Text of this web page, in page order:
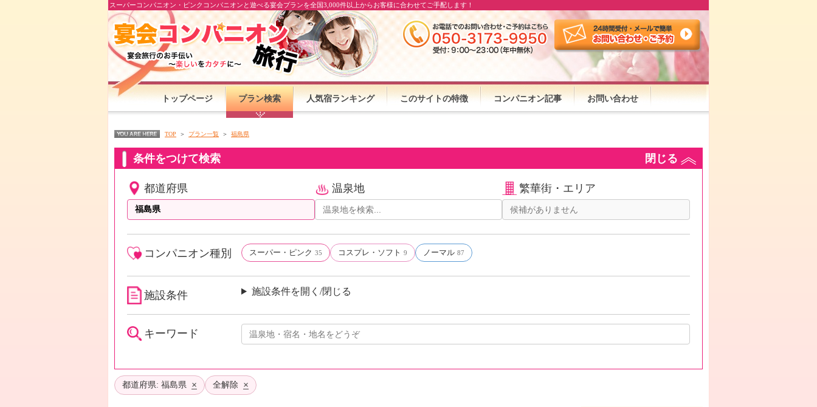
スーパーコンパニオン・ピンクコンパニオンと遊べる宴会プランを全国3,000件以上からお客様に合わせてご手配します！
トップページ プラン検索 人気宿ランキング このサイトの特徴 コンパニオン記事 お問い合わせ
TOP プラン一覧 福島県
条件をつけて検索 閉じる
都道府県 温泉地 繁華街・エリア
コンパニオン種別 スーパー・ピンク 35 コスプレ・ソフト 9 ノーマル 87
施設条件 施設条件を開く/閉じる
キーワード
都道府県: 福島県 × 全解除 ×